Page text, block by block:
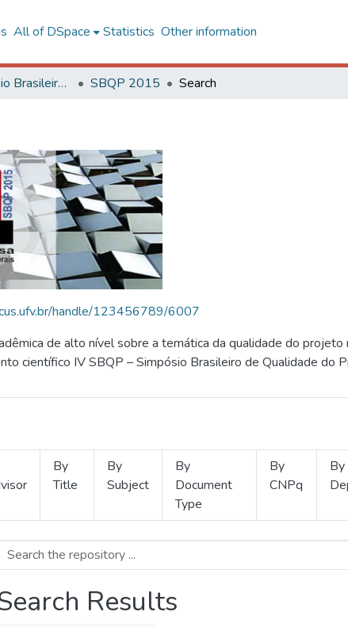
All of DSpace Statistics Other information
SBQP - Simpósio Brasileiro de Qualidade do Projeto no Ambiente Construído SBQP 2015 Search
handle/123456789/6007
de alto nível sobre a temática da qualidade do
científico IV SBQP – Simpósio Brasileiro de Qualidade do
By
Title
By
Subject
By
Document
Type
By
CNPq
By
Results